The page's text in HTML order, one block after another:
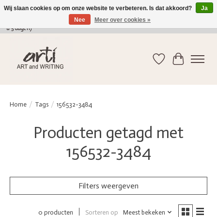
verkoop@arti-artandwriting.be/ +32 (0)471 41 82 41 / GRATIS verzending > 75 euro (2
a 5 dagen)
Verlanglijst
Home / Tags / 156532-3484
Producten getagd met
156532-3484
Filters weergeven
0 producten Sorteren op Meest bekeken
Wij slaan cookies op om onze website te verbeteren. Is dat akkoord?
Ja
Nee
Meer over cookies »